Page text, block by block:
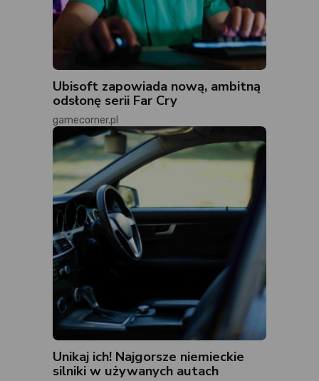
Ubisoft zapowiada nową, ambitną
odsłonę serii Far Cry
gamecorner.pl
Unikaj ich! Najgorsze niemieckie
silniki w używanych autach